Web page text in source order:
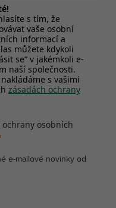
s tím, že
vaše osobní
informací a
můžete kdykoli
se“ v jakémkoli e-
naší společnosti.
s vašimi
zásadách ochrany
osobních
e-mailové novinky od